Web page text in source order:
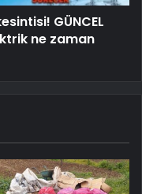
GÜNCEL
ne zaman